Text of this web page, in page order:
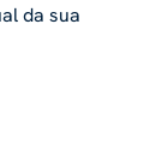
da sua